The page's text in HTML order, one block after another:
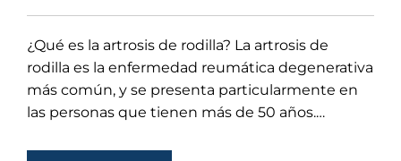
¿Qué es la artrosis de rodilla? La artrosis de
rodilla es la enfermedad reumática degenerativa
más común, y se presenta particularmente en
las personas que tienen más de 50 años.…